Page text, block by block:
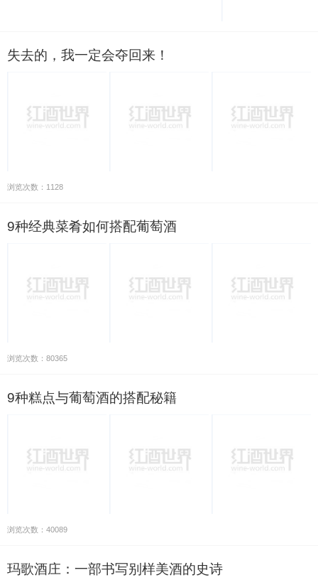
失去的，我一定会夺回来！
浏览次数：1128
9种经典菜肴如何搭配葡萄酒
浏览次数：80365
9种糕点与葡萄酒的搭配秘籍
浏览次数：40089
玛歌酒庄：一部书写别样美酒的史诗